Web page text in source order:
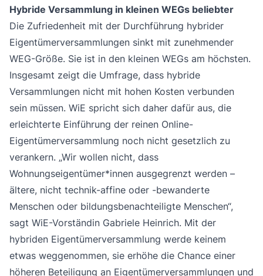
Hybride Versammlung in kleinen WEGs beliebter
Die Zufriedenheit mit der Durchführung hybrider
Eigentümerversammlungen sinkt mit zunehmender
WEG-Größe. Sie ist in den kleinen WEGs am höchsten.
Insgesamt zeigt die Umfrage, dass hybride
Versammlungen nicht mit hohen Kosten verbunden
sein müssen. WiE spricht sich daher dafür aus, die
erleichterte Einführung der reinen Online-
Eigentümerversammlung noch nicht gesetzlich zu
verankern. „Wir wollen nicht, dass
Wohnungseigentümer*innen ausgegrenzt werden –
ältere, nicht technik-affine oder -bewanderte
Menschen oder bildungsbenachteiligte Menschen“,
sagt WiE-Vorständin Gabriele Heinrich. Mit der
hybriden Eigentümerversammlung werde keinem
etwas weggenommen, sie erhöhe die Chance einer
höheren Beteiligung an Eigentümerversammlungen und